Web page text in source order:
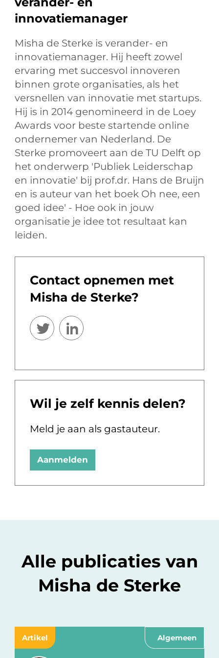
innovatiemanager
Misha de Sterke is verander- en
innovatiemanager. Hij heeft zowel
ervaring met succesvol innoveren
binnen grote organisaties, als het
versnellen van innovatie met startups.
Hij is in 2014 genomineerd in de Loey
Awards voor beste startende online
ondernemer van Nederland. De
Sterke promoveert aan de TU Delft op
het onderwerp 'Publiek Leiderschap
en innovatie' bij prof.dr. Hans de Bruijn
en is auteur van het boek Oh nee, een
goed idee' - Hoe ook in jouw
organisatie je idee tot resultaat kan
leiden.
Contact opnemen met
Misha de Sterke?
Wil je zelf kennis delen?
Meld je aan als gastauteur.
Aanmelden
Alle publicaties van
Misha de Sterke
Artikel Algemeen